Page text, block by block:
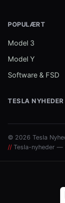
POPULÆRT
Model 3
Model Y
Software & FSD
TESLA NYHEDER
© 2026 Tesla
// Tesla-nyheder —